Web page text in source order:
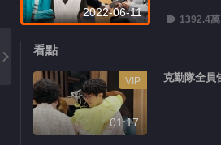
2022-06-11
1392.4萬
看點
01:17
VIP 克勤隊全員